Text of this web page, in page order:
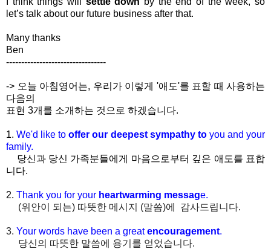
let’s talk about our future business after that.
Many thanks
Ben
---------------------------------
-> 오늘 아침영어는, 우리가 이렇게 '애도'를 표할 때 사용하는
다음의
표현 3개를 소개하는 것으로 하겠습니다.
1.We'd like tooffer our deepest sympathy toyou and your
family.
당신과 당신 가족분들에게 마음으로부터 깊은 애도를 표합
니다.
2. Thank you for your heartwarming message.
(위안이 되는) 따뜻한 메시지 (말씀)에 감사드립니다.
3. Your words have been a greatencouragement.
당신의 따뜻한 말씀에 용기를 얻었습니다.